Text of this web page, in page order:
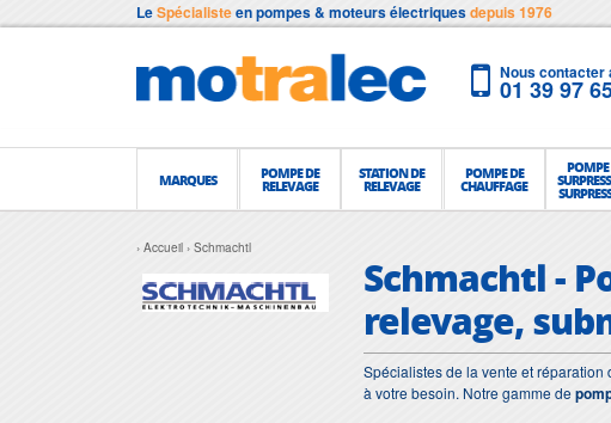
LeSpécialisteen pompes & moteurs électriquesdepuis 1976
Nous contacter
01 39 97
MARQUES POMPE DE
RELEVAGE
STATION DE
RELEVAGE
POMPE DE
CHAUFFAGE
POMPE
Accueil Schmachtl
Schmachtl -
relevage,
Spécialistes de la vente et réparation
à votre besoin. Notre gamme de